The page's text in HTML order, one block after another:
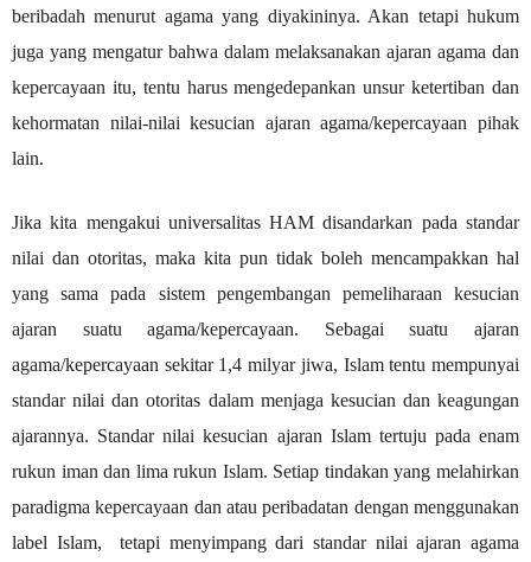
beribadah menurut agama yang diyakininya. Akan tetapi hukum
juga yang mengatur bahwa dalam melaksanakan ajaran agama dan
kepercayaan itu, tentu harus mengedepankan unsur ketertiban dan
kehormatan nilai-nilai kesucian ajaran agama/kepercayaan pihak
lain.
Jika kita mengakui universalitas HAM disandarkan pada standar
nilai dan otoritas, maka kita pun tidak boleh mencampakkan hal
yang sama pada sistem pengembangan pemeliharaan kesucian
ajaran suatu agama/kepercayaan. Sebagai suatu ajaran
agama/kepercayaan sekitar 1,4 milyar jiwa, Islam tentu mempunyai
standar nilai dan otoritas dalam menjaga kesucian dan keagungan
ajarannya. Standar nilai kesucian ajaran Islam tertuju pada enam
rukun iman dan lima rukun Islam. Setiap tindakan yang melahirkan
paradigma kepercayaan dan atau peribadatan dengan menggunakan
label Islam,
tetapi menyimpang dari standar nilai ajaran agama